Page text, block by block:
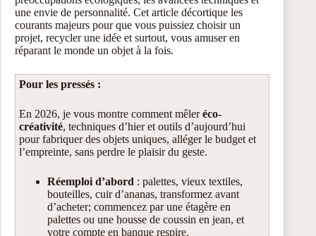
une envie de personnalité. Cet article décortique les
courants majeurs pour que vous puissiez choisir un
projet, recycler une idée et surtout, vous amuser en
réparant le monde un objet à la fois.
Pour les pressés :
En 2026, je vous montre comment mêleréco-
créativité, techniques d’hier et outils d’aujourd’hui
pour fabriquer des objets uniques, alléger le budget et
l’empreinte, sans perdre le plaisir du geste.
Réemploi d’abord : palettes, vieux textiles,
bouteilles, cuir d’ananas, transformez avant
d’acheter; commencez par une étagère en
palettes ou une housse de coussin en jean, et
votre compte en banque respire.